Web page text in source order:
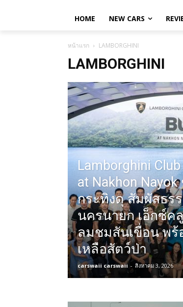
HOME NEW CARS
หน้าแรก LAMBORGHINI
LAMBORGHINI
Lamborghini
at Nakhon
กระทิงดุ สัมผัสธร
นครนายก เอ็กซ์
ลมชมสันเขื่อน พ
เหลือสัตว์ป่า
carswaii carswaii - สิงหาคม 3, 2026